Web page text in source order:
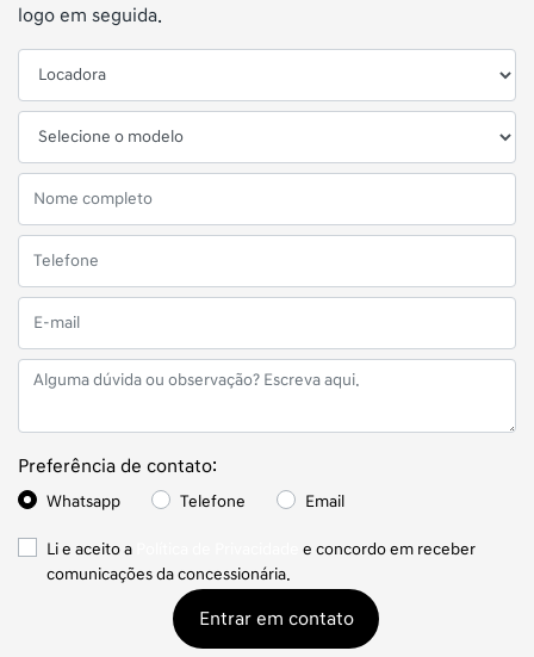
logo em seguida.
Preferência de contato:
Whatsapp Telefone Email
Li e aceito a
e concordo em receber
comunicações da concessionária.
Entrar em contato